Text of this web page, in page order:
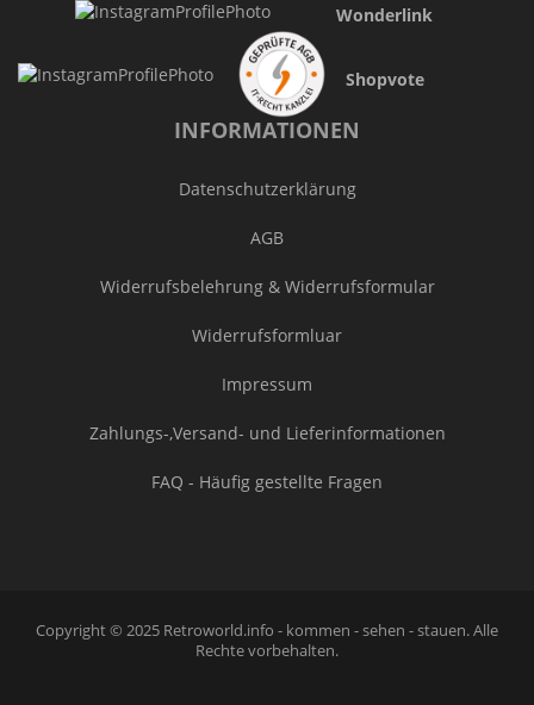
Wonderlink
Shopvote
INFORMATIONEN
Datenschutzerklärung
AGB
Widerrufsbelehrung & Widerrufsformular
Widerrufsformluar
Impressum
Zahlungs-,Versand- und Lieferinformationen
FAQ - Häufig gestellte Fragen
Copyright © 2025 Retroworld.info - kommen - sehen - stauen. Alle
Rechte vorbehalten.